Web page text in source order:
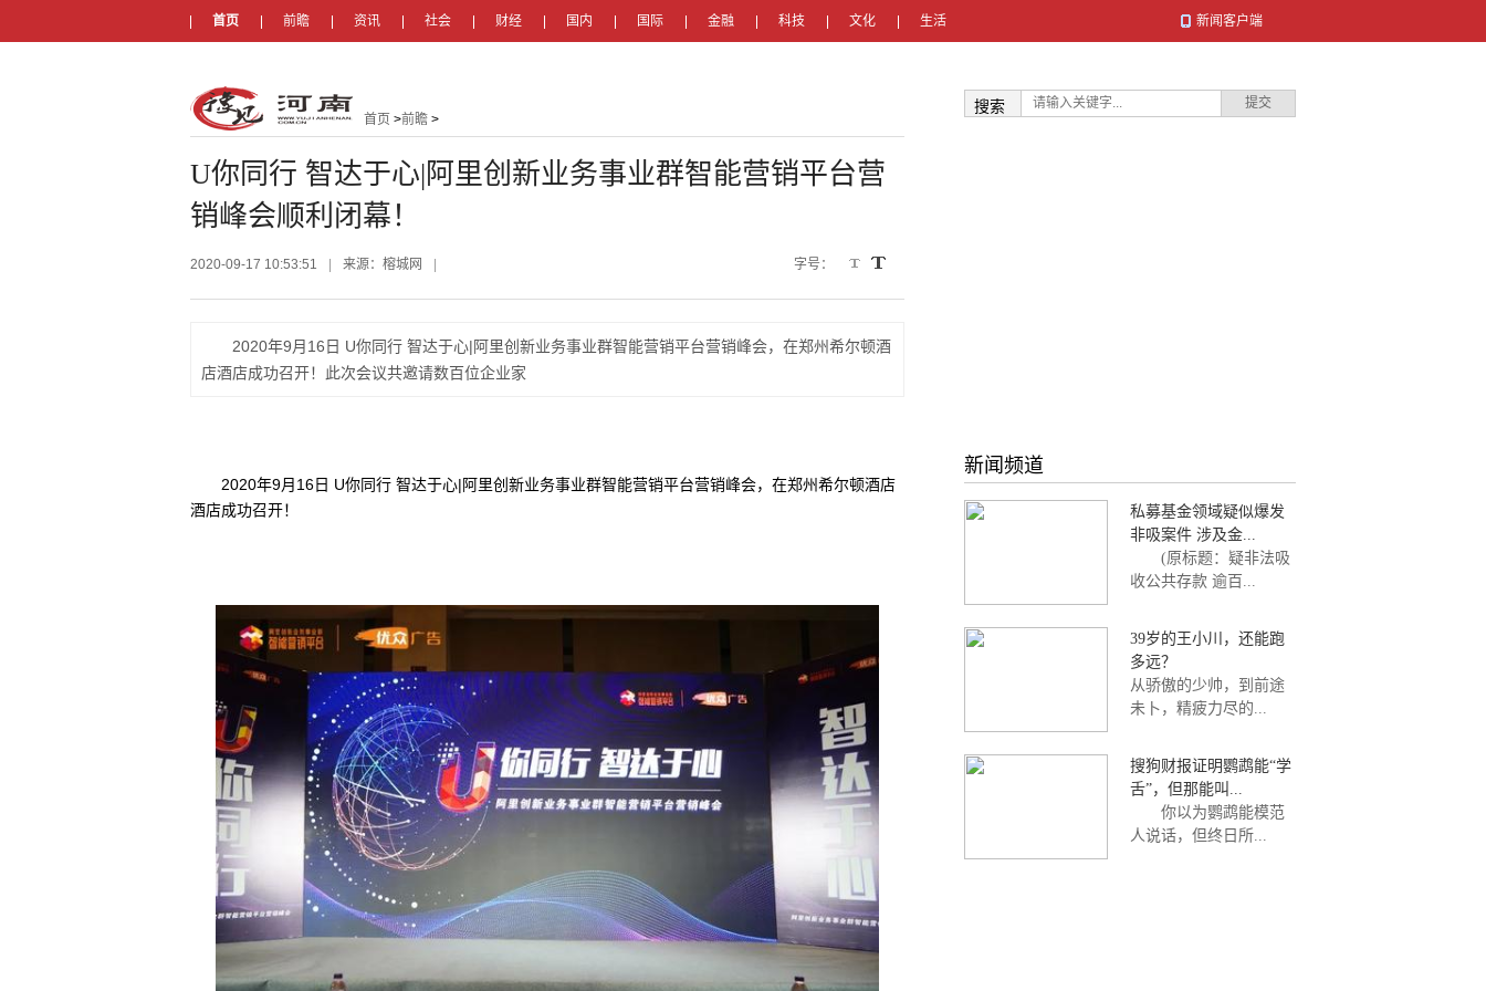
首页 前瞻 资讯 社会 财经 国内 国际 金融 科技 文化 生活 新闻客户端
首页 >前瞻 >
U你同行 智达于心|阿里创新业务事业群智能营销平台营
销峰会顺利闭幕！
2020-09-17 10:53:51 来源：榕城网 字号：
2020年9月16日 U你同行 智达于心|阿里创新业务事业群智能营销平台营销峰会，在郑州希尔顿酒
店酒店成功召开！此次会议共邀请数百位企业家
2020年9月16日 U你同行 智达于心|阿里创新业务事业群智能营销平台营销峰会，在郑州希尔顿酒店
酒店成功召开！
搜索
新闻频道
私募基金领域疑似爆发
非吸案件 涉及金...
(原标题：疑非法吸
收公共存款 逾百...
39岁的王小川，还能跑
多远？
从骄傲的少帅，到前途
未卜，精疲力尽的...
搜狗财报证明鹦鹉能“学
舌”，但那能叫...
你以为鹦鹉能模范
人说话，但终日所...